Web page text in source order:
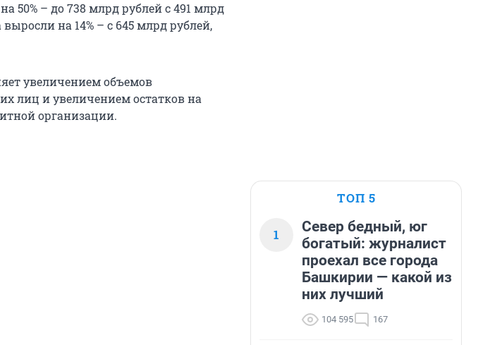
50% – до 738 млрд рублей с 491 млрд
на 14% – с 645 млрд рублей,
увеличением объемов
лиц и увеличением остатков на
организации.
ТОП 5
1
Север бедный, юг
богатый: журналист
проехал все города
Башкирии — какой из
них лучший
104 595 167